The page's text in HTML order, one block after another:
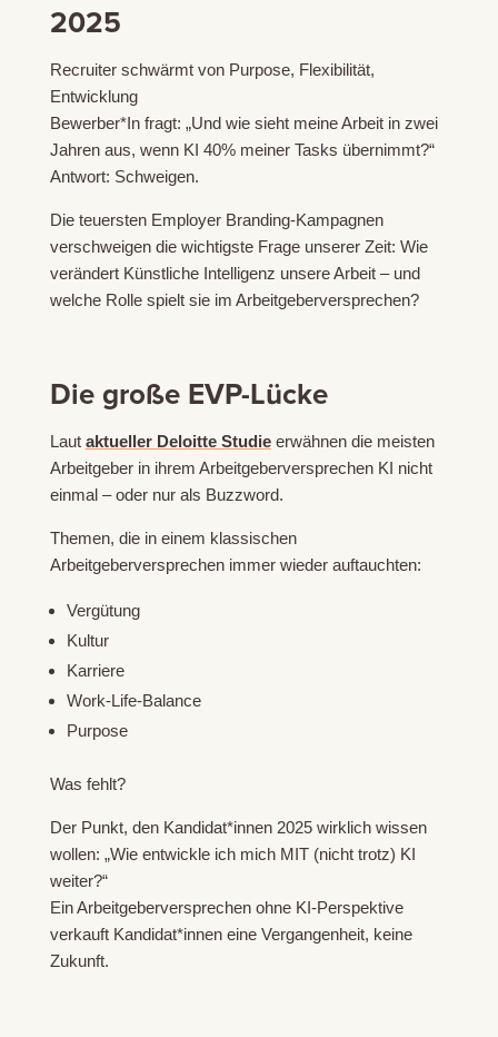
2025
Recruiter schwärmt von Purpose, Flexibilität,
Entwicklung
Bewerber*In fragt: „Und wie sieht meine Arbeit in zwei
Jahren aus, wenn KI 40% meiner Tasks übernimmt?“
Antwort: Schweigen.
Die teuersten Employer Branding-Kampagnen
verschweigen die wichtigste Frage unserer Zeit: Wie
verändert Künstliche Intelligenz unsere Arbeit – und
welche Rolle spielt sie im Arbeitgeberversprechen?
Die große EVP-Lücke
Laut aktueller Deloitte Studieerwähnen die meisten
Arbeitgeber in ihrem Arbeitgeberversprechen KI nicht
einmal – oder nur als Buzzword.
Themen, die in einem klassischen
Arbeitgeberversprechen immer wieder auftauchten:
Vergütung
Kultur
Karriere
Work-Life-Balance
Purpose
Was fehlt?
Der Punkt, den Kandidat*innen 2025 wirklich wissen
wollen: „Wie entwickle ich mich MIT (nicht trotz) KI
weiter?“
Ein Arbeitgeberversprechen ohne KI-Perspektive
verkauft Kandidat*innen eine Vergangenheit, keine
Zukunft.